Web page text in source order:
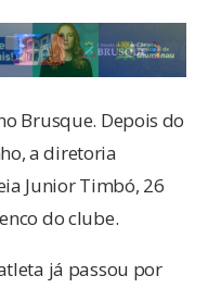
Brusque. Depois do
a diretoria
Junior Timbó, 26
do clube.
já passou por